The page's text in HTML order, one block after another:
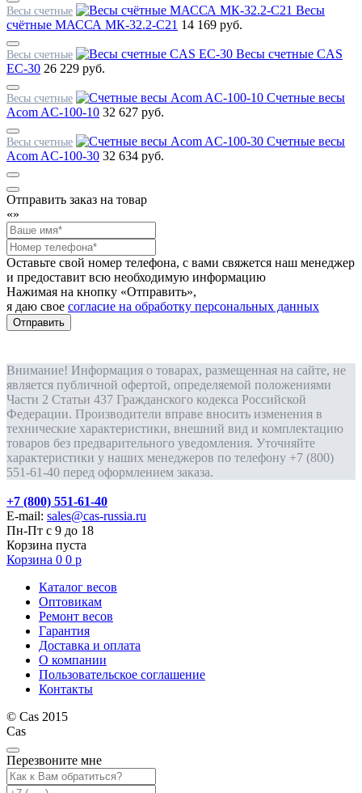
Весы счетные
Весы
счётные МАССА МК-32.2-С21 14 169 руб.
Весы счетные
Весы счетные CAS
EC-30 26 229 руб.
Весы счетные
Счетные весы
Acom AC-100-10 32 627 руб.
Весы счетные
Счетные весы
Acom AC-100-30 32 634 руб.
Отправить заказ на товар
«»
Оставьте свой номер телефона, с вами свяжется наш менеджер
и предоставит всю необходимую информацию
Нажимая на кнопку «Отправить»,
я даю свое согласие на обработку персональных данных
Отправить
Внимание! Информация о товарах, размещенная на сайте, не
является публичной офертой, определяемой положениями
Части 2 Статьи 437 Гражданского кодекса Российской
Федерации. Производители вправе вносить изменения в
технические характеристики, внешний вид и комплектацию
товаров без предварительного уведомления. Уточняйте
характеристики у наших менеджеров по телефону +7 (800)
551-61-40 перед оформлением заказа.
+7 (800) 551-61-40
E-mail: sales@cas-russia.ru
Пн-Пт с 9 до 18
Корзина пуста
Корзина 0 0 р
Каталог весов
Оптовикам
Ремонт весов
Гарантия
Доставка и оплата
О компании
Пользовательское соглашение
Контакты
© Cas 2015
Cas
Перезвоните мне